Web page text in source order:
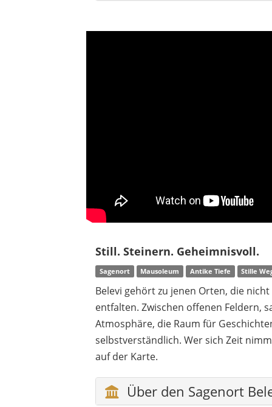
Still. Steinern. Geheimnisvoll.
Sagenort Mausoleum Antike Tiefe Stille
Belevi gehört zu jenen Orten, die
entfalten. Zwischen offenen Feldern,
Atmosphäre, die Raum für
selbstverständlich. Wer sich Zeit
auf der Karte.
Über den Sagenort